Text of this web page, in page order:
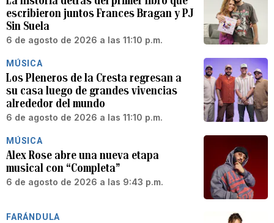
escribieron juntos Frances Bragan y PJ
Sin Suela
6 de agosto de 2026 a las 11:10 p.m.
MÚSICA
Los Pleneros de la Cresta regresan a
su casa luego de grandes vivencias
alrededor del mundo
6 de agosto de 2026 a las 11:10 p.m.
MÚSICA
Alex Rose abre una nueva etapa
musical con “Completa”
6 de agosto de 2026 a las 9:43 p.m.
FARÁNDULA